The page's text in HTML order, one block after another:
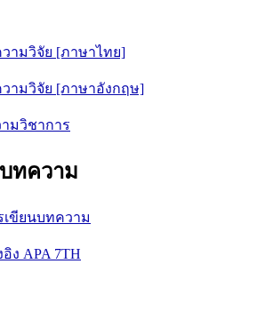
ามวิจัย [ภาษาไทย]
ามวิจัย [ภาษาอังกฤษ]
มวิชาการ
ทความ
ขียนบทความ
ง APA 7TH